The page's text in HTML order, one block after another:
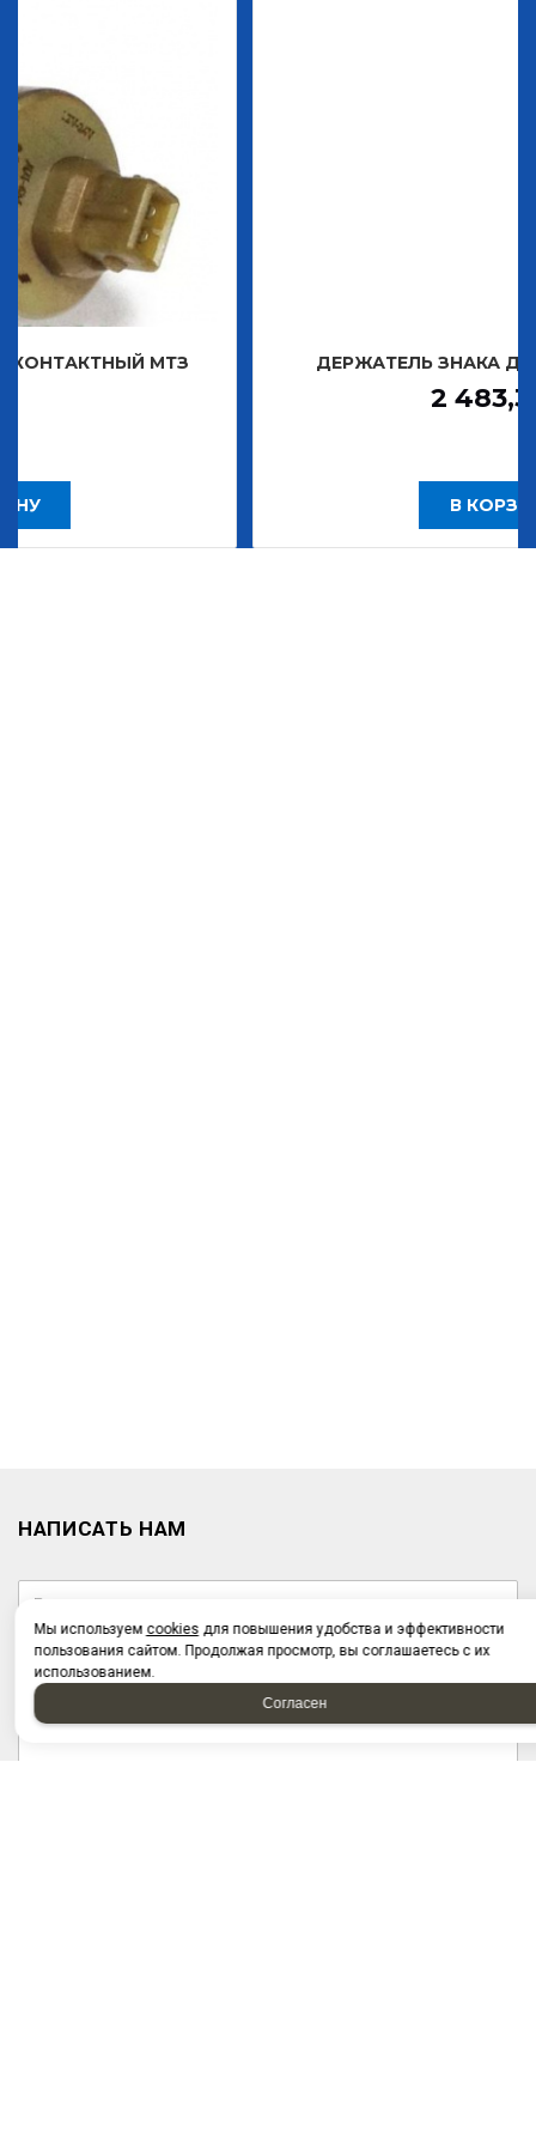
МТЗ ДЕРЖАТЕЛЬ ЗНАКА
2 483,30 Р
В КОРЗИНУ
НАПИСАТЬ НАМ
Мы используем cookies для повышения удобства и эффективности
пользования сайтом. Продолжая просмотр, вы соглашаетесь с их
использованием.
Согласен